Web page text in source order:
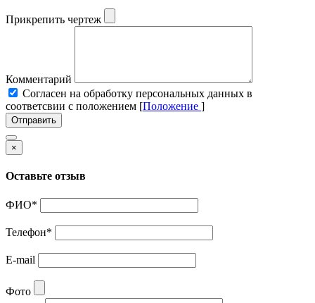
Прикрепить чертеж
Комментарий
Cогласен на обработку персональных данных в
соответсвии с положением [Положение ]
Отправить
×
Оставьте отзыв
ФИО*
Телефон*
E-mail
Фото